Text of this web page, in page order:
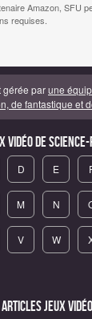
Amazon, SFU
requises.
gérée parune
de fantastique et
vidéo de
D E
M N
V W
articles Jeux vidéo